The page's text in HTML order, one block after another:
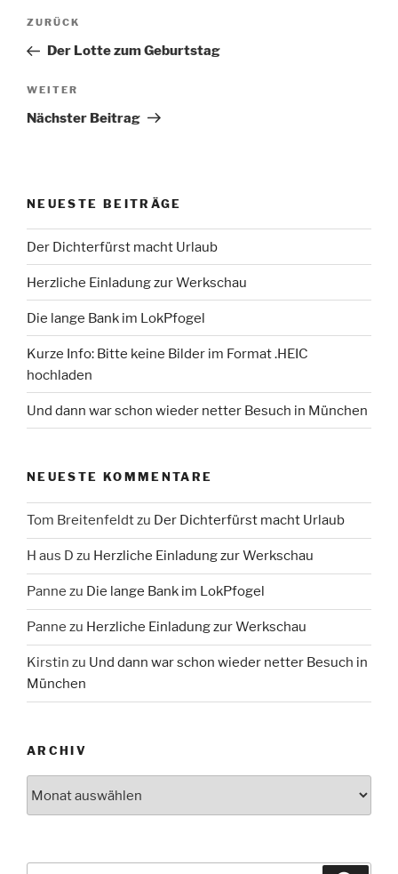
Beitragsnavigation
Vorheriger
Beitrag
ZURÜCK
Der Lotte zum Geburtstag
Nächster
Beitrag
WEITER
Nächster Beitrag
NEUESTE BEITRÄGE
Der Dichterfürst macht Urlaub
Herzliche Einladung zur Werkschau
Die lange Bank im LokPfogel
Kurze Info: Bitte keine Bilder im Format .HEIC
hochladen
Und dann war schon wieder netter Besuch in München
NEUESTE KOMMENTARE
Tom Breitenfeldtzu Der Dichterfürst macht Urlaub
H aus D zu Herzliche Einladung zur Werkschau
Panne zu Die lange Bank im LokPfogel
Panne zu Herzliche Einladung zur Werkschau
Kirstin zu Und dann war schon wieder netter Besuch in
München
ARCHIV